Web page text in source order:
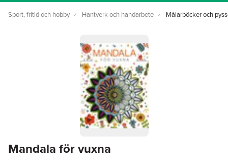
Sport, fritid och hobby Hantverk och handarbete Målarböcker och
Mandala för vuxna